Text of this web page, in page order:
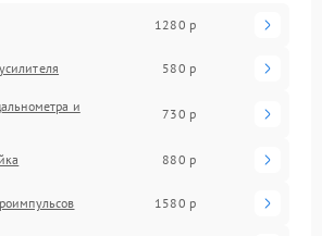
1280 р
580 р
и
730 р
880 р
1580 р